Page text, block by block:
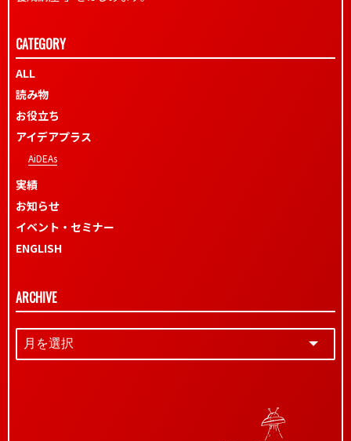
CATEGORY
ALL
読み物
お役立ち
アイデアプラス
AiDEAs
実績
お知らせ
イベント・セミナー
ENGLISH
ARCHIVE